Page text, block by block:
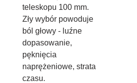
teleskopu 100 mm.
Zły wybór powoduje
ból głowy - luźne
dopasowanie,
pęknięcia
naprężeniowe, strata
czasu.